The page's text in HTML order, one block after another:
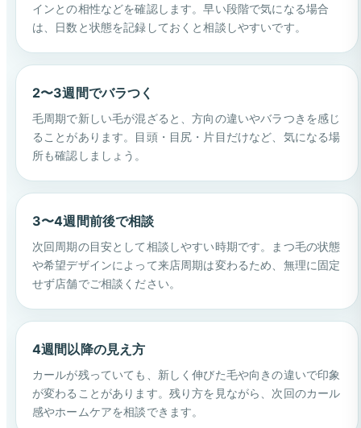
インとの相性などを確認します。早い段階で気になる場合
は、日数と状態を記録しておくと相談しやすいです。
2〜3週間でバラつく
毛周期で新しい毛が混ざると、方向の違いやバラつきを感じ
ることがあります。目頭・目尻・片目だけなど、気になる場
所も確認しましょう。
3〜4週間前後で相談
次回周期の目安として相談しやすい時期です。まつ毛の状態
や希望デザインによって来店周期は変わるため、無理に固定
せず店舗でご相談ください。
4週間以降の見え方
カールが残っていても、新しく伸びた毛や向きの違いで印象
が変わることがあります。残り方を見ながら、次回のカール
感やホームケアを相談できます。